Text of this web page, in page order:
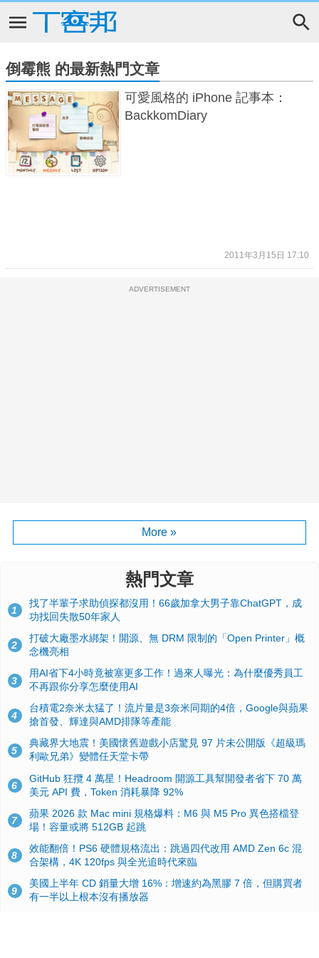
倒霉熊 的最新熱門文章
可愛風格的 iPhone 記事本：
BackkomDiary
2011年3月15日 17:10
ADVERTISEMENT
More »
熱門文章
1
找了半輩子求助偵探都沒用！66歲加拿大男子靠ChatGPT，成
功找回失散50年家人
2
打破大廠墨水綁架！開源、無 DRM 限制的「Open Printer」概
念機亮相
3
用AI省下4小時竟被塞更多工作！過來人曝光：為什麼優秀員工
不再跟你分享怎麼使用AI
4
台積電2奈米太猛了！流片量是3奈米同期的4倍，Google與蘋果
搶首發、輝達與AMD排隊等產能
5
典藏界大地震！美國懷舊遊戲小店驚見 97 片未公開版《超級瑪
利歐兄弟》變體任天堂卡帶
6
GitHub 狂攬 4 萬星！Headroom 開源工具幫開發者省下 70 萬
美元 API 費，Token 消耗暴降 92%
7
蘋果 2026 款 Mac mini 規格爆料：M6 與 M5 Pro 異色搭檔登
場！容量或將 512GB 起跳
8
效能翻倍！PS6 硬體規格流出：跳過四代改用 AMD Zen 6c 混
合架構，4K 120fps 與全光追時代來臨
9
美國上半年 CD 銷量大增 16%：增速約為黑膠 7 倍，但購買者
有一半以上根本沒有播放器